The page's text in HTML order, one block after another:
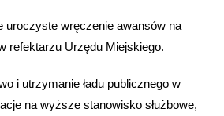
uroczyste wręczenie awansów na
refektarzu Urzędu Miejskiego.
i utrzymanie ładu publicznego w
na wyższe stanowisko służbowe,